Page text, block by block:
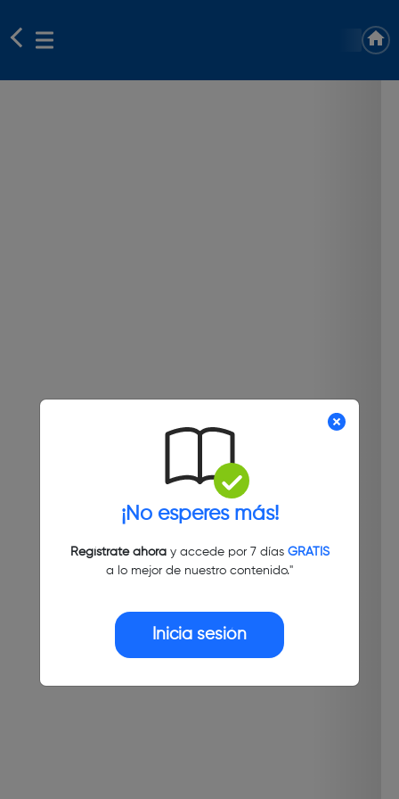
¡No esperes más!
Regístrate ahoray accede por 7 días GRATIS
a lo mejor de nuestro contenido."
Inicia sesión